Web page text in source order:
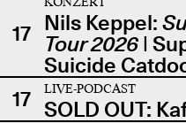
17 Nils Keppel:
Tour 2026|
Suicide
17
LIVE-PODCAST
SOLD OUT: